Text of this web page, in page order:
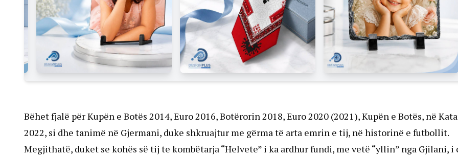
Bëhet fjalë për Kupën e Botës 2014, Euro 2016, Botërorin 2018, Euro 2020 (2021), Kupën e Botës, në
2022, si dhe tanimë në Gjermani, duke shkruajtur me gërma të arta emrin e tij, në historinë e futbollit.
Megjithatë, duket se kohës së tij te kombëtarja “Helvete” i ka ardhur fundi, me vetë “yllin” nga Gjilani,